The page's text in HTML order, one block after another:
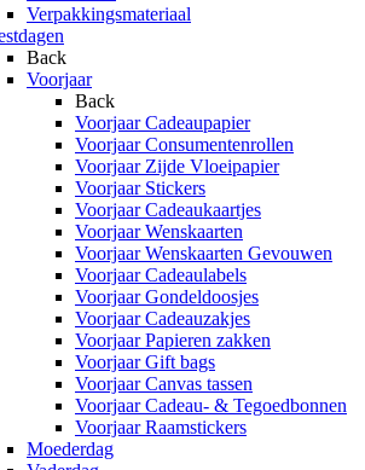
Verpakkingsmateriaal
Back
Voorjaar
Back
Voorjaar Cadeaupapier
Voorjaar Consumentenrollen
Voorjaar Zijde Vloeipapier
Voorjaar Stickers
Voorjaar Cadeaukaartjes
Voorjaar Wenskaarten
Voorjaar Wenskaarten Gevouwen
Voorjaar Cadeaulabels
Voorjaar Gondeldoosjes
Voorjaar Cadeauzakjes
Voorjaar Papieren zakken
Voorjaar Gift bags
Voorjaar Canvas tassen
Voorjaar Cadeau- & Tegoedbonnen
Voorjaar Raamstickers
Moederdag